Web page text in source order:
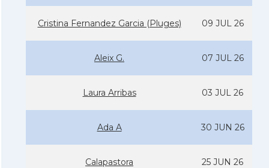
Cristina Fernandez Garcia (Pluges) 09 JUL 26
Aleix G. 07 JUL 26
Laura Arribas 03 JUL 26
Ada A 30 JUN 26
Calapastora 25 JUN 26